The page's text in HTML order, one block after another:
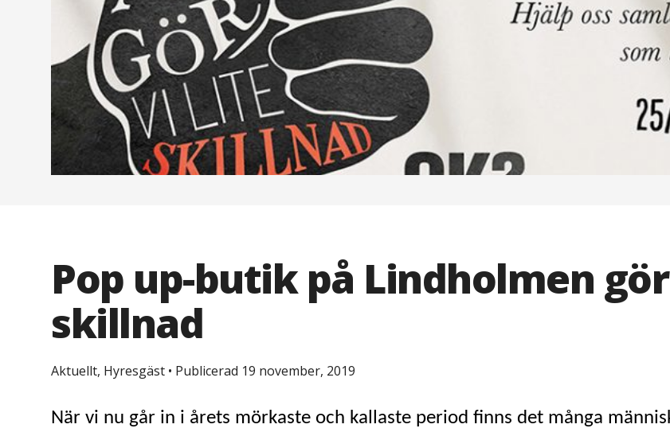
Pop up-butik på Lindholmen gör
skillnad
Aktuellt, Hyresgäst • Publicerad 19 november, 2019
När vi nu går in i årets mörkaste och kallaste period finns det många